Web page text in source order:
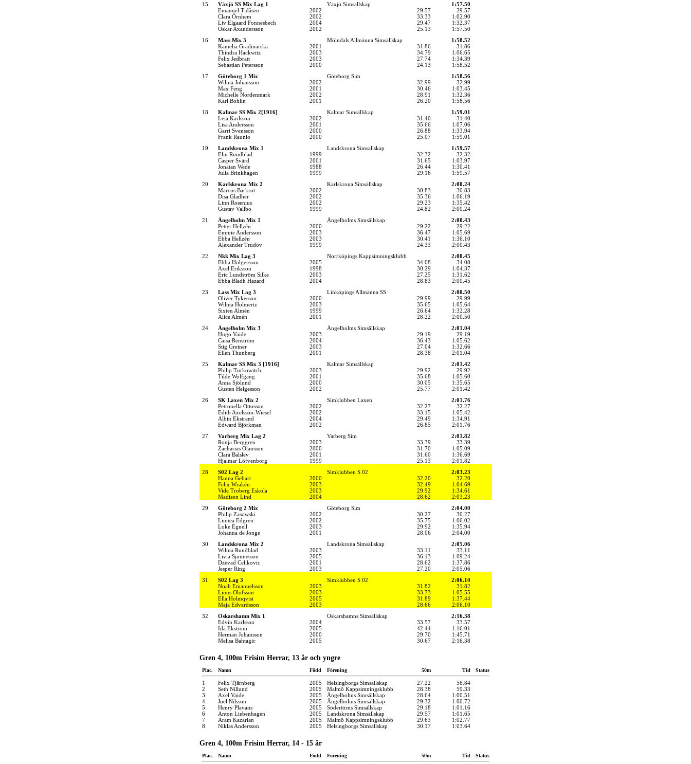
15
Växjö SS Mix Lag 1 Växjö Simsällskap
1:57.50
Emanuel Tidåsen
2002 29.57
29.57
Clara Örnhem
2002 33.33
1:02.90
Liv Elgaard Fonnesbech
2004 29.47
1:32.37
Oskar Axandersson
2002 25.13
1:57.50
16
Mass Mix 3 Mölndals Allmänna Simsällskap
1:58.52
Kamelia Gradinarska
2001 31.86
31.86
Thindra Hackwitz
2003 34.79
1:06.65
Felix Jedbratt
2003 27.74
1:34.39
Sebastian Petersson
2000 24.13
1:58.52
17
Göteborg 1 Mix Göteborg Sim
1:58.56
Wilma Johansson
2002 32.99
32.99
Max Feng
2001 30.46
1:03.45
Michelle Nordenmark
2002 28.91
1:32.36
Karl Bohlin
2001 26.20
1:58.56
18
Kalmar SS Mix 2[1916] Kalmar Simsällskap
1:59.01
Leia Karlsson
2002 31.40
31.40
Lisa Andersson
2001 35.66
1:07.06
Garri Svensson
2000 26.88
1:33.94
Frank Raunio
2000 25.07
1:59.01
19
Landskrona Mix 1 Landskrona Simsällskap
1:59.57
Elin Rundblad
1999 32.32
32.32
Casper Svärd
2001 31.65
1:03.97
Jonatan Wede
1988 26.44
1:30.41
Julia Brinkhagen
1999 29.16
1:59.57
20
Karlskrona Mix 2 Karlskrona Simsällskap
2:00.24
Marcus Barkrot
2002 30.83
30.83
Disa Gladher
2002 35.36
1:06.19
Linn Rosenius
2002 29.23
1:35.42
Gustav Vallbo
1999 24.82
2:00.24
21
Ängelholm Mix 1 Ängelholms Simsällskap
2:00.43
Petter Hellzén
2000 29.22
29.22
Emmie Andersson
2003 36.47
1:05.69
Ebba Hellzén
2003 30.41
1:36.10
Alexander Trudov
1999 24.33
2:00.43
22
Nkk Mix Lag 3 Norrköpings Kappsimningsklubb
2:00.45
Ebba Holgersson
2005 34.08
34.08
Axel Eriksson
1998 30.29
1:04.37
Eric Lundström Silke
2003 27.25
1:31.62
Ebba Bladh Hazard
2004 28.83
2:00.45
23
Lass Mix Lag 3 Linköpings Allmänna SS
2:00.50
Oliver Tykesson
2000 29.99
29.99
Wilma Holmertz
2003 35.65
1:05.64
Sixten Almén
1999 26.64
1:32.28
Alice Almén
2001 28.22
2:00.50
24
Ängelholm Mix 3 Ängelholms Simsällskap
2:01.04
Hugo Vaide
2003 29.19
29.19
Caisa Renström
2004 36.43
1:05.62
Stig Greiner
2003 27.04
1:32.66
Ellen Thunberg
2001 28.38
2:01.04
25
Kalmar SS Mix 3 [1916] Kalmar Simsällskap
2:01.42
Philip Turkowitch
2003 29.92
29.92
Tilde Wolfgang
2001 35.68
1:05.60
Anna Sjölund
2000 30.05
1:35.65
Gusten Helgesson
2002 25.77
2:01.42
26
SK Laxen Mix 2 Simklubben Laxen
2:01.76
Petronella Ottosson
2002 32.27
32.27
Edith Axelsson-Wiesel
2002 33.15
1:05.42
Albin Ekstrand
2004 29.49
1:34.91
Edward Björkman
2002 26.85
2:01.76
27
Varberg Mix Lag 2 Varberg Sim
2:01.82
Ronja Berggren
2003 33.39
33.39
Zacharias Olausson
2000 31.70
1:05.09
Clara Balslev
2001 31.60
1:36.69
Hjalmar Löfvenborg
1999 25.13
2:01.82
28
S02 Lag 2 Simklubben S 02
2:03.23
Hanna Gebart
2000 32.20
32.20
Felix Wrakén
2003 32.49
1:04.69
Vide Troberg Eskola
2003 29.92
1:34.61
Madison Lind
2004 28.62
2:03.23
29
Göteborg 2 Mix Göteborg Sim
2:04.00
Philip Zasowski
2002 30.27
30.27
Linnea Edgren
2002 35.75
1:06.02
Loke Egnell
2003 29.92
1:35.94
Johanna de Jonge
2001 28.06
2:04.00
30
Landskrona Mix 2 Landskrona Simsällskap
2:05.06
Wilma Rundblad
2003 33.11
33.11
Livia Sjunnesson
2005 36.13
1:09.24
Dzevad Celikovic
2001 28.62
1:37.86
Jesper Ring
2003 27.20
2:05.06
31
S02 Lag 3 Simklubben S 02
2:06.10
Noah Emanuelsson
2003 31.82
31.82
Linus Olofsson
2003 33.73
1:05.55
Ella Holmqvist
2005 31.89
1:37.44
Maja Edvardsson
2003 28.66
2:06.10
32
Oskarshamn Mix 1 Oskarshamns Simsällskap
2:16.38
Edvin Karlsson
2004 33.57
33.57
Ida Ekström
2005 42.44
1:16.01
Herman Johansson
2000 29.70
1:45.71
Melisa Bahtagic
2005 30.67 2:16.38
Gren 4, 100m Frisim Herrar, 13 år och yngre
Plac. Namn Född Förening 50m Tid Status
1 Felix Tjärnberg 2005 Helsingborgs Simsällskap 27.22
56.84
2
Seth Nillund 2005 Malmö Kappsimningsklubb 28.38
59.33
3
Axel Vaide 2005 Ängelholms Simsällskap 28.64
1:00.51
4
Joel Nilsson 2005 Ängelholms Simsällskap 29.32
1:00.72
5
Henry Plavans 2005 Södertörns Simsällskap 29.18
1:01.16
6
Anton Liebenhagen 2005 Landskrona Simsällskap 29.57
1:01.65
7
Aram Kazarian 2005 Malmö Kappsimningsklubb 29.63
1:02.77
8
Niklas Andersson 2005 Helsingborgs Simsällskap 30.17 1:03.64
Gren 4, 100m Frisim Herrar, 14 - 15 år
Plac. Namn Född Förening 50m Tid Status